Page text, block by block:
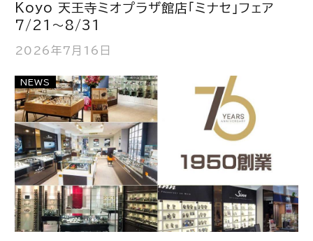
Koyo 天王寺ミオプラザ館店「ミナセ」フェア
7/21～8/31
2026年7月16日
NEWS